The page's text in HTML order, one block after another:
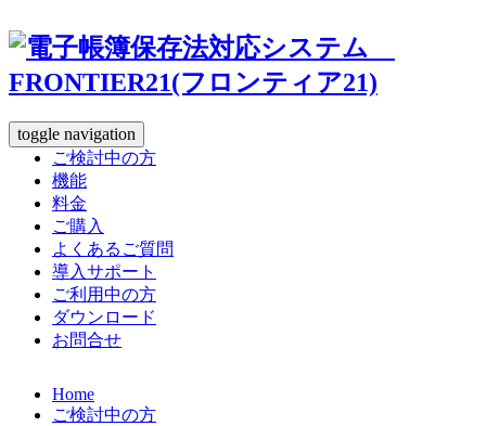
toggle navigation
ご検討中の方
機能
料金
ご購入
よくあるご質問
導入サポート
ご利用中の方
ダウンロード
お問合せ
Home
ご検討中の方